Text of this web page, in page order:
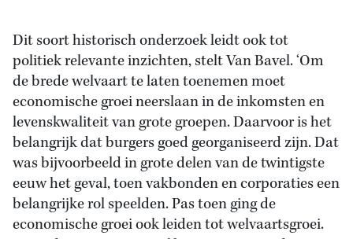
Dit soort historisch onderzoek leidt ook tot
politiek relevante inzichten, stelt Van Bavel. ‘Om
de brede welvaart te laten toenemen moet
economische groei neerslaan in de inkomsten en
levenskwaliteit van grote groepen. Daarvoor is het
belangrijk dat burgers goed georganiseerd zijn. Dat
was bijvoorbeeld in grote delen van de twintigste
eeuw het geval, toen vakbonden en corporaties een
belangrijke rol speelden. Pas toen ging de
economische groei ook leiden tot welvaartsgroei.